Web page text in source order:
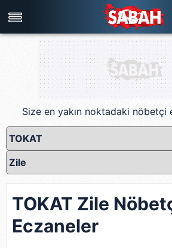
Türkiye'nin en iyi haber sitesi
Size en yakın noktadaki nöbetçi
TOKAT Zile
Eczaneler